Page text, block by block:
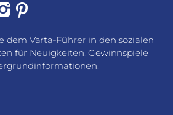
dem Varta-Führer in den sozialen
für Neuigkeiten, Gewinnspiele